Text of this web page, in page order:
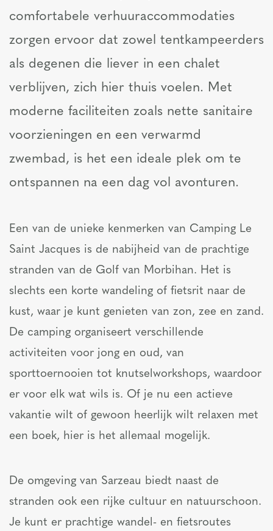
comfortabele verhuuraccommodaties
zorgen ervoor dat zowel tentkampeerders
als degenen die liever in een chalet
verblijven, zich hier thuis voelen. Met
moderne faciliteiten zoals nette sanitaire
voorzieningen en een verwarmd
zwembad, is het een ideale plek om te
ontspannen na een dag vol avonturen.
Een van de unieke kenmerken van Camping Le
Saint Jacques is de nabijheid van de prachtige
stranden van de Golf van Morbihan. Het is
slechts een korte wandeling of fietsrit naar de
kust, waar je kunt genieten van zon, zee en zand.
De camping organiseert verschillende
activiteiten voor jong en oud, van
sporttoernooien tot knutselworkshops, waardoor
er voor elk wat wils is. Of je nu een actieve
vakantie wilt of gewoon heerlijk wilt relaxen met
een boek, hier is het allemaal mogelijk.
De omgeving van Sarzeau biedt naast de
stranden ook een rijke cultuur en natuurschoon.
Je kunt er prachtige wandel- en fietsroutes